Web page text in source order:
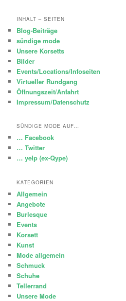
INHALT – SEITEN
Blog-Beiträge
sündige mode
Unsere Korsetts
Bilder
Events/Locations/Infoseiten
Virtueller Rundgang
Öffnungszeit/Anfahrt
Impressum/Datenschutz
SÜNDIGE MODE AUF…
… Facebook
… Twitter
… yelp (ex-Qype)
KATEGORIEN
Allgemein
Angebote
Burlesque
Events
Korsett
Kunst
Mode allgemein
Schmuck
Schuhe
Tellerrand
Unsere Mode